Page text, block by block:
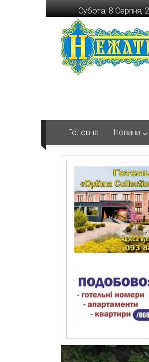
Перейти
до
вмісту
Субота, 8 Серпня,
Головна Новини